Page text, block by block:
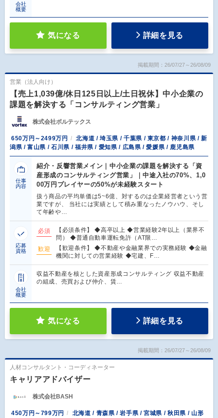
会社
概要
気になる 詳細を見る
掲載期間：26/07/27～26/08/09
営業（法人向け）
【売上1,039億/休日125日以上/土日祝休】中小企業の
課題を解決する「コンサルティング営業」
株式会社ボルテックス
650万円～2499万円
北海道 / 埼玉県 / 千葉県 / 東京都 / 神奈川県 / 新
潟県 / 富山県 / 石川県 / 福井県 / 愛知県 / 広島県 / 愛媛県 / 鹿児島県
仕事
内容
紹介・反響営業メイン｜中小企業の課題を解決する「資
産形成のコンサルティング営業」｜中途入社の70%、1,0
00万円プレイヤーの50%が未経験スタート
扱う商品の平均単価は5~6億、対するのは企業経営者という営
業ですが、 当社には実績として積み重なったノウハウ、そし
て年齢や…
応募
資格
必須
【必須条件】 ◆高卒以上 ◆営業経験2年以上（業界不
問） ◆普通自動車運転免許（AT限…
歓迎
【歓迎条件】 ◆不動産や金融業界での実務経験 ◆金融
機関に対しての営業経験 ◆宅建、F…
会社
概要
収益不動産を核とした資産形成コンサルティング 収益不動産
の組成、売買および仲介、賃…
気になる 詳細を見る
掲載期間：26/07/27～26/08/09
人材コンサルタント・コーディネーター
キャリアアドバイザー
株式会社BASH
450万円～799万円
北海道 / 青森県 / 岩手県 / 宮城県 / 秋田県 / 山形